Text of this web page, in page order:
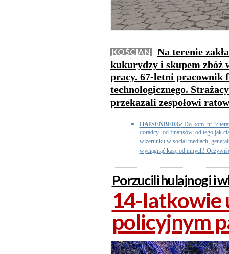
KOŚCIAN
Na terenie
kukurydzy i skupem zbóż
pracy. 67-letni pracownik
technologicznego.
przekazali zespołowi
HAISENBERG: Do kom. nr 3:
doradcy- od finansów, od tego jak
wizerunku w social mediach,
wyciągnąć kasę od innych!
Porzucili hulajnogi i
14-latkowie
policyjnym